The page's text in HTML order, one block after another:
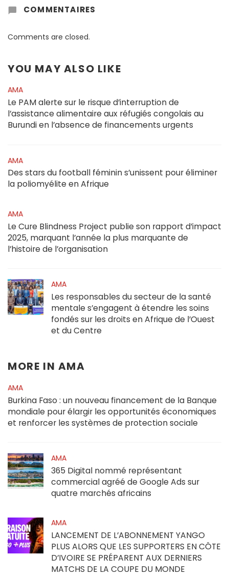
COMMENTAIRES
Comments are closed.
YOU MAY ALSO LIKE
AMA
Le PAM alerte sur le risque d’interruption de
l’assistance alimentaire aux réfugiés congolais au
Burundi en l’absence de financements urgents
AMA
Des stars du football féminin s’unissent pour éliminer
la poliomyélite en Afrique
AMA
Le Cure Blindness Project publie son rapport d’impact
2025, marquant l’année la plus marquante de
l’histoire de l’organisation
AMA
Les responsables du secteur de la santé
mentale s’engagent à étendre les soins
fondés sur les droits en Afrique de l’Ouest
et du Centre
MORE IN AMA
AMA
Burkina Faso : un nouveau financement de la Banque
mondiale pour élargir les opportunités économiques
et renforcer les systèmes de protection sociale
AMA
365 Digital nommé représentant
commercial agréé de Google Ads sur
quatre marchés africains
AMA
LANCEMENT DE L’ABONNEMENT YANGO
PLUS ALORS QUE LES SUPPORTERS EN CÔTE
D’IVOIRE SE PRÉPARENT AUX DERNIERS
MATCHS DE LA COUPE DU MONDE